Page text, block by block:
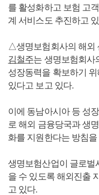
를 활성화하고 보험 고
계 서비스도 추진하고
△생명보험회사의 해외
김철주는 생명보험회사
성장동력을 확보하기
있다고 보고 있다.
이에 동남아시아 등 성
로 해외 금융당국과 생
화를 지원한다는 방침
생명보험산업이 글로벌
을 수 있도록 해외진출
고 있다.